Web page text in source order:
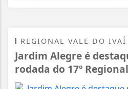
REGIONAL VALE DO IVAÍ
Jardim Alegre é
rodada do 17º